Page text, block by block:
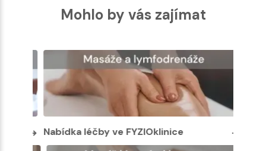
Mohlo by vás zajímat
Nabídka léčby ve FYZIOklinice